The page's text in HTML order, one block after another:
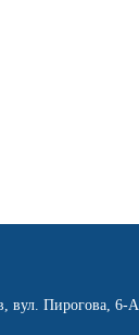
вул. Пирогова, 6-А